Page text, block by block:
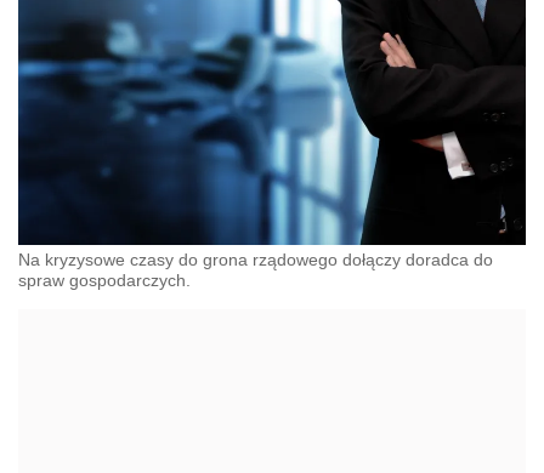
Na kryzysowe czasy do grona rządowego dołączy doradca do
spraw gospodarczych.